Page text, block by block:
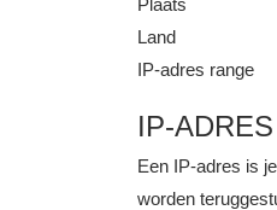
Plaats
Land
IP-adres range
IP-
Een IP-adres is
worden